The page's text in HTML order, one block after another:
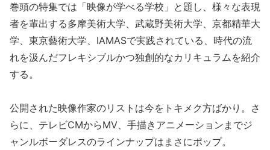
巻頭の特集では「映像が学べる学校」と題し、様々な表現
者を輩出する多摩美術大学、武蔵野美術大学、京都精華大
学、東京藝術大学、IAMASで実践されている、時代の流
れを汲んだフレキシブルかつ独創的なカリキュラムを紹介
する。
公開された映像作家のリストは今をトキメク方ばかり。さ
らに、テレビCMからMV、手描きアニメーションまでジ
ャンルボーダレスのラインナップはまさにポップ。